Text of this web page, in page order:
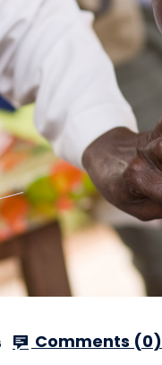
Comments (0)